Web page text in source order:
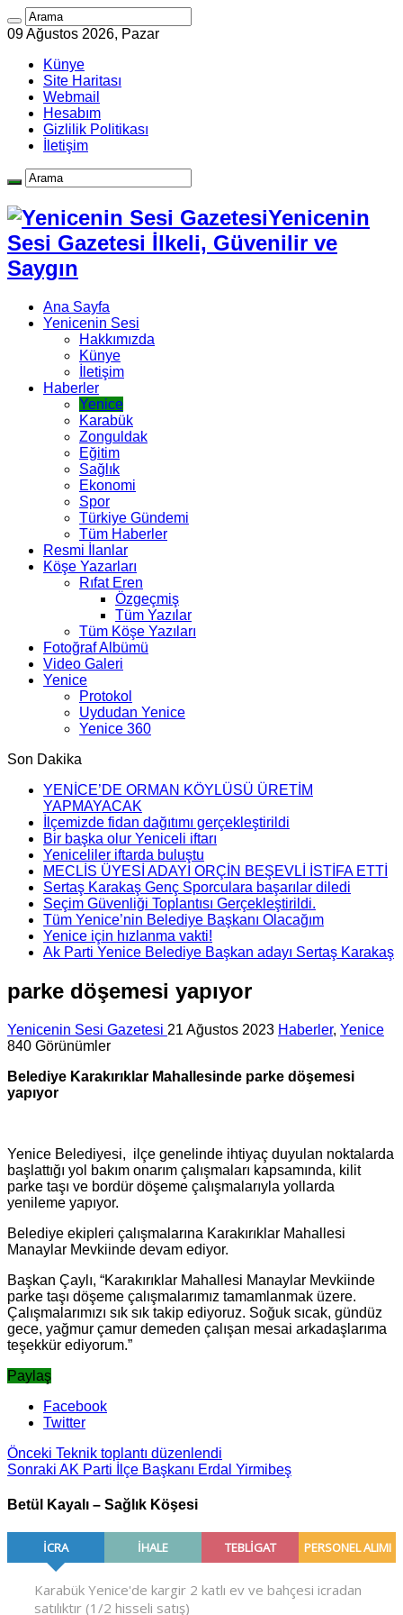
09 Ağustos 2026, Pazar
Künye
Site Haritası
Webmail
Hesabım
Gizlilik Politikası
İletişim
Yenicenin
Sesi Gazetesi İlkeli, Güvenilir ve
Saygın
Ana Sayfa
Yenicenin Sesi
Hakkımızda
Künye
İletişim
Haberler
Yenice
Karabük
Zonguldak
Eğitim
Sağlık
Ekonomi
Spor
Türkiye Gündemi
Tüm Haberler
Resmi İlanlar
Köşe Yazarları
Rıfat Eren
Özgeçmiş
Tüm Yazılar
Tüm Köşe Yazıları
Fotoğraf Albümü
Video Galeri
Yenice
Protokol
Uydudan Yenice
Yenice 360
Son Dakika
YENİCE’DE ORMAN KÖYLÜSÜ ÜRETİM
YAPMAYACAK
İlçemizde fidan dağıtımı gerçekleştirildi
Bir başka olur Yeniceli iftarı
Yeniceliler iftarda buluştu
MECLİS ÜYESİ ADAYI ORÇİN BEŞEVLİ İSTİFA ETTİ
Sertaş Karakaş Genç Sporculara başarılar diledi
Seçim Güvenliği Toplantısı Gerçekleştirildi.
Tüm Yenice’nin Belediye Başkanı Olacağım
Yenice için hızlanma vakti!
Ak Parti Yenice Belediye Başkan adayı Sertaş Karakaş
parke döşemesi yapıyor
Yenicenin Sesi Gazetesi 21 Ağustos 2023 Haberler, Yenice
840 Görünümler
Belediye Karakırıklar Mahallesinde parke döşemesi
yapıyor
Yenice Belediyesi, ilçe genelinde ihtiyaç duyulan noktalarda
başlattığı yol bakım onarım çalışmaları kapsamında, kilit
parke taşı ve bordür döşeme çalışmalarıyla yollarda
yenileme yapıyor.
Belediye ekipleri çalışmalarına Karakırıklar Mahallesi
Manaylar Mevkiinde devam ediyor.
Başkan Çaylı, “Karakırıklar Mahallesi Manaylar Mevkiinde
parke taşı döşeme çalışmalarımız tamamlanmak üzere.
Çalışmalarımızı sık sık takip ediyoruz. Soğuk sıcak, gündüz
gece, yağmur çamur demeden çalışan mesai arkadaşlarıma
teşekkür ediyorum.”
Paylaş
Facebook
Twitter
Önceki Teknik toplantı düzenlendi
Sonraki AK Parti İlçe Başkanı Erdal Yirmibeş
Betül Kayalı – Sağlık Köşesi